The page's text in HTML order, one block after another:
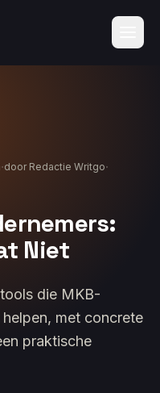
·door Redactie Writgo·
Niet
die MKB-
met concrete
praktische